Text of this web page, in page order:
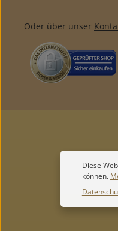
Oder über unser
Diese
können.